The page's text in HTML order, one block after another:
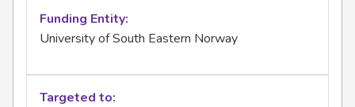
Funding Entity
University of South Eastern Norway
Targeted to